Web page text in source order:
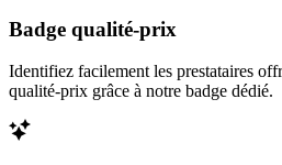
Badge qualité-prix
Identifiez facilement les prestataires
qualité-prix grâce à notre badge dédié.